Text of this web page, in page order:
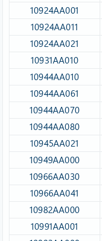
10924AA001​
10924AA011​
10924AA021​
10931AA010​
10944AA010​
10944AA061​
10944AA070​
10944AA080​
10945AA021​
10949AA000​
10966AA030​
10966AA041​
10982AA000​
10991AA001​